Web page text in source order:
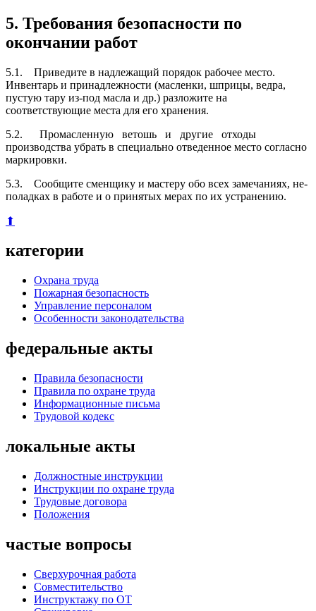
5. Требования безопасности по
окончании работ
5.1. Приведите в надлежащий порядок рабочее место.
Инвен­тарь и принадлежности (масленки, шприцы, ведра,
пустую тару из-под масла и др.) разложите на
соответствующие места для его хранения.
5.2. Промасленную ветошь и другие отходы
производства убрать в специально отведенное место согласно
маркировки.
5.3. Сообщите сменщику и мастеру обо всех замечаниях, не­
поладках в работе и о принятых мерах по их устранению.
⬆
категории
Охрана труда
Пожарная безопасность
Управление персоналом
Особенности законодательства
федеральные акты
Правила безопасности
Правила по охране труда
Информационные письма
Трудовой кодекс
локальные акты
Должностные инструкции
Инструкции по охране труда
Трудовые договора
Положения
частые вопросы
Сверхурочная работа
Совместительство
Инструктажу по ОТ